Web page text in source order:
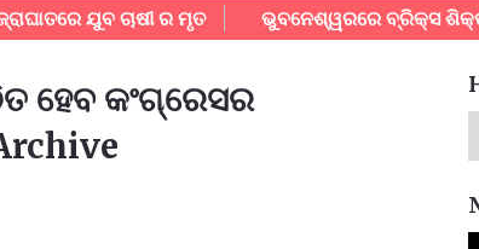
ଯୁବ ଚାଷୀ ର ମୃତ ଭୁବନେଶ୍ୱରରେ ବ୍ରିକ୍ସ
ହେବ କଂଗ୍ରେସର